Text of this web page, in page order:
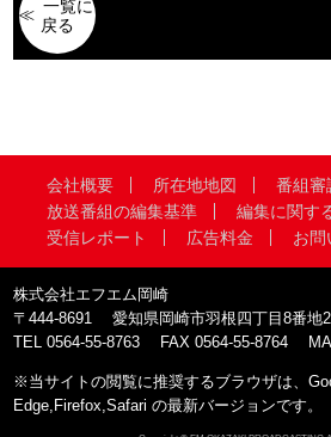
一覧に
戻る
会社概要 所在地地図
番組審
放送番組の編集基準
編集に関す
受信レポート
広告料金 お問
株式会社エフエム岡崎
〒444-8691
愛知県岡崎市羽根四丁目8番地2
TEL0564-55-8763 FAX 0564-55-8764
※当サイトの閲覧に推奨するブラウザは、
Edge,Firefox,Safari の最新バージョンです。